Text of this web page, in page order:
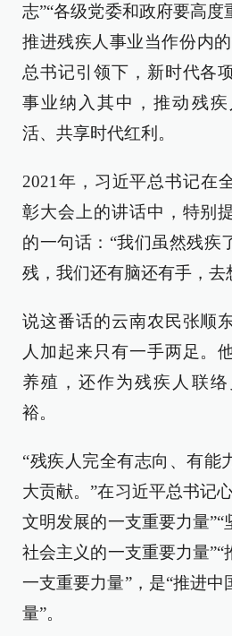
志”“各级党委和政府要高
推进残疾人事业当作份内
总书记引领下，新时代各
事业纳入其中，推动残
活、共享时代红利。
2021年，习近平总书记在
彰大会上的讲话中，特别
的一句话：“我们虽然残疾
残，我们还有脑还有手，去
说这番话的云南农民张顺
人加起来只有一手两足。
养殖，还作为残疾人联
裕。
“残疾人完全有志向、有能
大贡献。”在习近平总书记
文明发展的一支重要力量
社会主义的一支重要力量
一支重要力量”，是“推进中
量”。